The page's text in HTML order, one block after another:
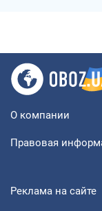
О компании
Правовая
Реклама на сайте